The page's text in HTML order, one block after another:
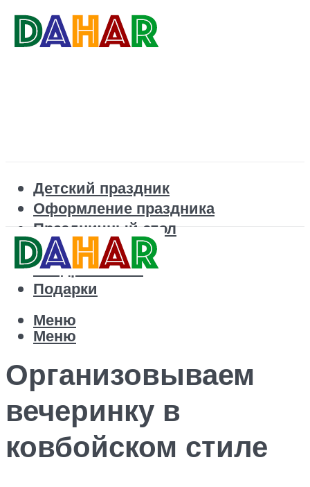
Детский праздник
Оформление праздника
Праздничный стол
Корпоратив
Поздравления
Подарки
Меню
Меню
Организовываем
вечеринку в
ковбойском стиле